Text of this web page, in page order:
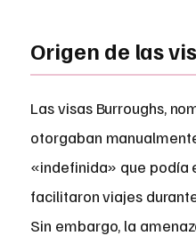
Origen de las
Las visas Burroughs,
otorgaban
«indefinida» que podía
facilitaron viajes
Sin embargo, la